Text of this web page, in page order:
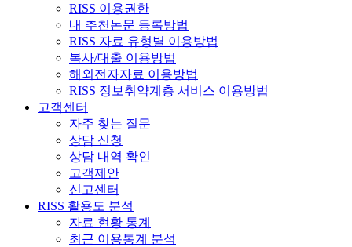
RISS 이용권한
내 추천논문 등록방법
RISS 자료 유형별 이용방법
복사/대출 이용방법
해외전자자료 이용방법
RISS 정보취약계층 서비스 이용방법
고객센터
자주 찾는 질문
상담 신청
상담 내역 확인
고객제안
신고센터
RISS 활용도 분석
자료 현황 통계
최근 이용통계 분석